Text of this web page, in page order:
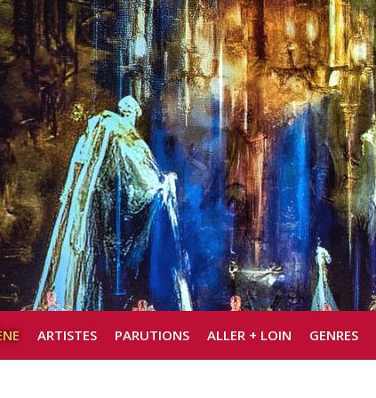
ARTISTES PARUTIONS ALLER + LOIN GENRES